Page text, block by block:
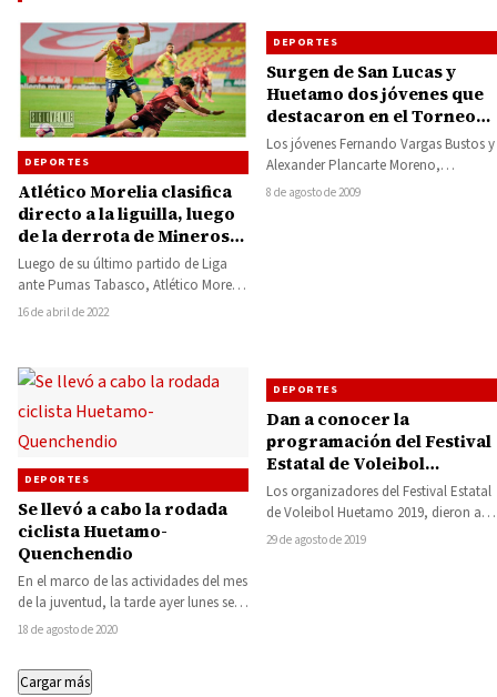
DEPORTES
Atlético Morelia clasifica
directo a la liguilla, luego
de la derrota de Mineros
de Zacatecas
Luego de su último partido de Liga
ante Pumas Tabasco, Atlético Morelia
se había posicionado en quinto lugar,
16 de abril de 2022
DEPORTES
Surgen de San Lucas y
Huetamo dos jóvenes que
destacaron en el Torneo
Street Soccer
Los jóvenes Fernando Vargas Bustos y
Alexander Plancarte Moreno,
originarios de San Lucas y Huetamo,
8 de agosto de 2009
DEPORTES
Se llevó a cabo la rodada
ciclista Huetamo-
Quenchendio
En el marco de las actividades del mes
de la juventud, la tarde ayer lunes se
llevó a…
18 de agosto de 2020
DEPORTES
Dan a conocer la
programación del Festival
Estatal de Voleibol
Huetamo 2019
Los organizadores del Festival Estatal
de Voleibol Huetamo 2019, dieron a
conocer la programación de partidos
29 de agosto de 2019
Cargar más